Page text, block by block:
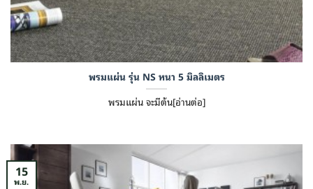
พรมแผ่น รุ่น NS หนา 5 มิลลิเมตร
พรมแผ่น จะมีต้น[อ่านต่อ]
15
พ.ย.